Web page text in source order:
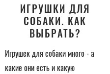
ИГРУШКИ ДЛЯ
СОБАКИ. КАК
ВЫБРАТЬ?
Игрушек для собаки много - а
какие они есть и какую